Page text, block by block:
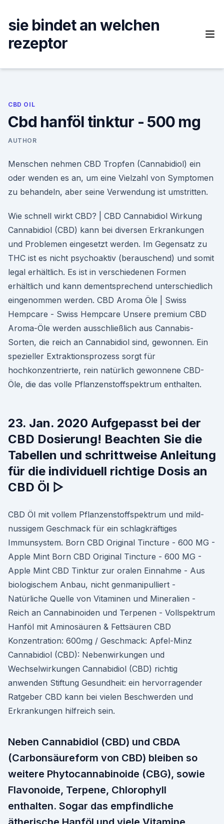
content
sie bindet an welchen
rezeptor
CBD OIL
Cbd hanföl tinktur - 500 mg
AUTHOR
Menschen nehmen CBD Tropfen (Cannabidiol) ein
oder wenden es an, um eine Vielzahl von Symptomen
zu behandeln, aber seine Verwendung ist umstritten.
Wie schnell wirkt CBD? | CBD Cannabidiol Wirkung
Cannabidiol (CBD) kann bei diversen Erkrankungen
und Problemen eingesetzt werden. Im Gegensatz zu
THC ist es nicht psychoaktiv (berauschend) und somit
legal erhältlich. Es ist in verschiedenen Formen
erhältlich und kann dementsprechend unterschiedlich
eingenommen werden. CBD Aroma Öle | Swiss
Hempcare - Swiss Hempcare Unsere premium CBD
Aroma-Öle werden ausschließlich aus Cannabis-
Sorten, die reich an Cannabidiol sind, gewonnen. Ein
spezieller Extraktionsprozess sorgt für
hochkonzentrierte, rein natürlich gewonnene CBD-
Öle, die das volle Pflanzenstoffspektrum enthalten.
23. Jan. 2020 Aufgepasst bei der
CBD Dosierung! Beachten Sie die
Tabellen und schrittweise Anleitung
für die individuell richtige Dosis an
CBD Öl ▷
CBD Öl mit vollem Pflanzenstoffspektrum und mild-
nussigem Geschmack für ein schlagkräftiges
Immunsystem. Born CBD Original Tincture - 600 MG -
Apple Mint Born CBD Original Tincture - 600 MG -
Apple Mint CBD Tinktur zur oralen Einnahme - Aus
biologischem Anbau, nicht genmanipulliert -
Natürliche Quelle von Vitaminen und Mineralien -
Reich an Cannabinoiden und Terpenen - Vollspektrum
Hanföl mit Aminosäuren & Fettsäuren CBD
Konzentration: 600mg / Geschmack: Apfel-Minz
Cannabidiol (CBD): Nebenwirkungen und
Wechselwirkungen Cannabidiol (CBD) richtig
anwenden Stiftung Gesundheit: ein hervorragender
Ratgeber CBD kann bei vielen Beschwerden und
Erkrankungen hilfreich sein.
Neben Cannabidiol (CBD) und CBDA
(Carbonsäureform von CBD) bleiben so
weitere Phytocannabinoide (CBG), sowie
Flavonoide, Terpene, Chlorophyll
enthalten. Sogar das empfindliche